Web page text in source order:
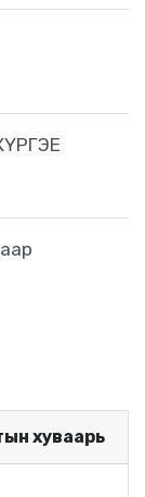
хуваарь